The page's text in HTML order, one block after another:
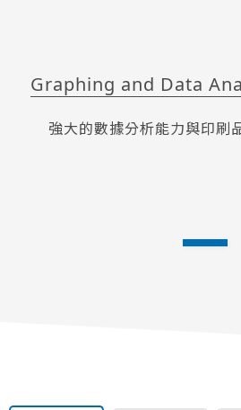
Graphing and Data
強大的數據分析能力與印刷